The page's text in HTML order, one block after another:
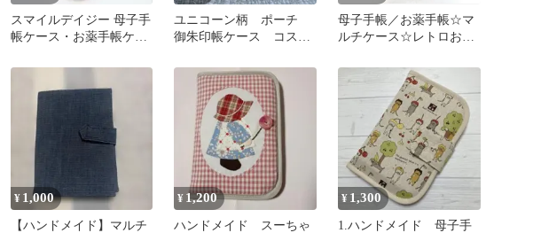
スマイルデイジー 母子手
帳ケース・お薬手帳ケー
ド6枚
ユニコーン柄 ポーチ
御朱印帳ケース コスメ
チケース
母子手帳／お薬手帳☆マ
ルチケース☆レトロお菓
¥ 1,000
【ハンドメイド】マルチ
¥ 1,200
ハンドメイド スーちゃ
¥ 1,300
1.ハンドメイド 母子手